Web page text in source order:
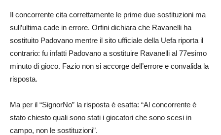
Il concorrente cita correttamente le prime due sostituzioni ma
sull’ultima cade in errore. Orfini dichiara che Ravanelli ha
sostituito Padovano mentre il sito ufficiale della Uefa riporta il
contrario: fu infatti Padovano a sostituire Ravanelli al 77esimo
minuto di gioco. Fazio non si accorge dell’errore e convalida la
risposta.
Ma per il “SignorNo” la risposta è esatta: “Al concorrente è
stato chiesto quali sono stati i giocatori che sono scesi in
campo, non le sostituzioni”.